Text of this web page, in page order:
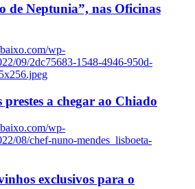
de Neptunia”, nas Oficinas
wp-
09/2dc75683-1548-4946-950d-
prestes a chegar ao Chiado
wp-
08/chef-nuno-mendes_lisboeta-
exclusivos para o